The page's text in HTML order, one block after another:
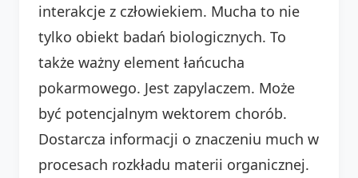
interakcje z człowiekiem. Mucha to nie
tylko obiekt badań biologicznych. To
także ważny element łańcucha
pokarmowego. Jest zapylaczem. Może
być potencjalnym wektorem chorób.
Dostarcza informacji o znaczeniu much w
procesach rozkładu materii organicznej.